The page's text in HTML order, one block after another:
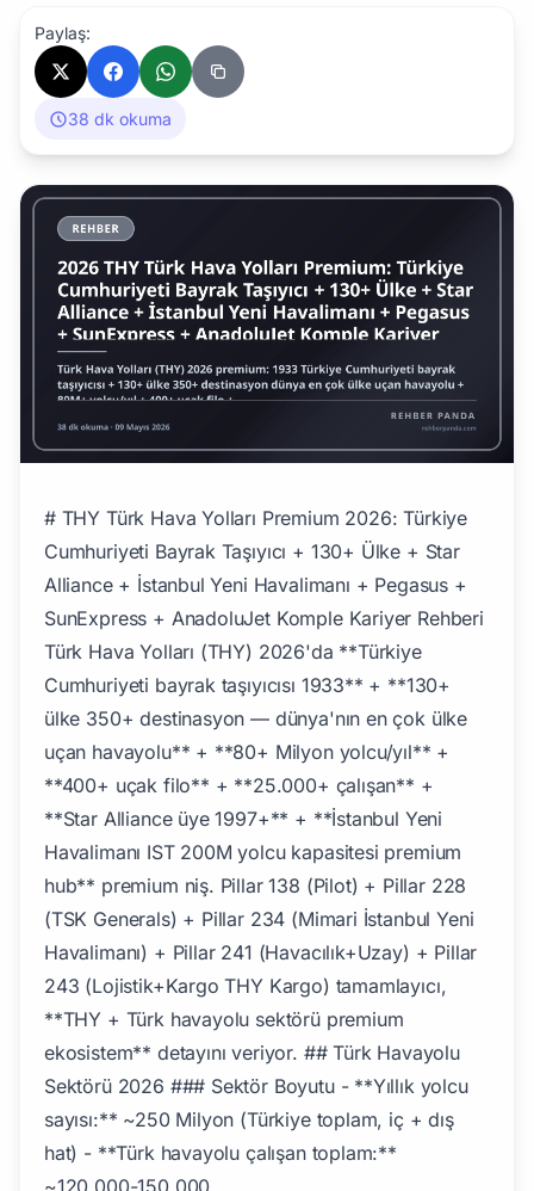
Paylaş:
38 dk okuma
# THY Türk Hava Yolları Premium 2026: Türkiye Cumhuriyeti Bayrak Taşıyıcı + 130+ Ülke + Star Alliance + İstanbul Yeni Havalimanı + Pegasus + SunExpress + AnadoluJet Komple Kariyer Rehberi Türk Hava Yolları (THY) 2026'da **Türkiye Cumhuriyeti bayrak taşıyıcısı 1933** + **130+ ülke 350+ destinasyon — dünya'nın en çok ülke uçan havayolu** + **80+ Milyon yolcu/yıl** + **400+ uçak filo** + **25.000+ çalışan** + **Star Alliance üye 1997+** + **İstanbul Yeni Havalimanı IST 200M yolcu kapasitesi premium hub** premium niş. Pillar 138 (Pilot) + Pillar 228 (TSK Generals) + Pillar 234 (Mimari İstanbul Yeni Havalimanı) + Pillar 241 (Havacılık+Uzay) + Pillar 243 (Lojistik+Kargo THY Kargo) tamamlayıcı, **THY + Türk havayolu sektörü premium ekosistem** detayını veriyor. ## Türk Havayolu Sektörü 2026 ### Sektör Boyutu - **Yıllık yolcu sayısı:** ~250 Milyon (Türkiye toplam, iç + dış hat) - **Türk havayolu çalışan toplam:** ~120.000-150.000 (THY+Pegasus+SunExpress+AnadoluJet+yan operatörler+havacılık ekipleri) - **Türk havalimanları aktif:** 56 (devlet+özel) - **İstanbul Yeni Havalimanı IST:** 200 Milyon yolcu kapasitesi (dünya en büyük havalimanı kapasitesi) - **Türkiye dünya 4. en çok yabancı turist çeken ülke** (60M+ turist 2024+) ## Türk Hava Yolları (THY) — Premium #1 ### THY Detayı - **Kuruluş:** 20 Mayıs 1933 (Devlet Hava Yolları İşletmesi → 1956 THY → 1990 THY AŞ özelleştirilme başladı → 2024+ Türkiye Varlık Fonu %49.12) - **Konum:** İstanbul (eski Atatürk Havalimanı + 2018+ Yeni Havalimanı IST) - **Aktif CEO:** Ahmet Bolat (2023+, eski THY Genel Müdürü Yardımcısı) - **Eski CEO'lar:** Bilal Ekşi (2022-2023) + Mehmet İlker Aycı (2015-2022, premium global pozisyon mimari) - **Çalışan:** 25.000+ (Türkiye en büyük havayolu) - **Yıllık yolcu:** 80M+ (2024) - **Yıllık ciro:** $20+ Milyar USD (2024) - **Halka açık:** Borsa İstanbul (THYAO) ### THY Filo + Destinasyon - **Toplam uçak:** 400+ (2024 itibarıyla) - **Wide-body (uzun menzil):** A330 + A350 + B787 Dreamliner + B777 - **Narrow-body (orta menzil):** A320 family + B737 family - **Premium uzun menzil:** A350-900 + A350-1000 + B787-9 (40+ adet, dünya premium kabin uzun menzil pazarı) - **Destinasyon:** 350+ şehir, 130+ ülke (dünya en çok ülke uçan havayolu) - **THY Hub:** İstanbul Yeni Havalimanı IST + Sabiha Gökçen ikincil hub ### Star Alliance Üyesi (1997+) - 27 üyeli premium global havayolu birliği (Lufthansa + United + Singapore + Air Canada + ANA + Asiana + ...) - Premium Frequent Flyer (THY Miles&Smiles) ### THY Kargo Premium (Pillar 243 entegre) - **Dünya 7-8. büyük kargo havayolu** (IATA sıralamasına göre 2024) - **Yıllık kargo:** 1M+ ton - **Filo:** 25+ kargo uçağı (A330F + 777F + diğer) - **Premium hub:** İstanbul Yeni Havalimanı + Liege Belçika + Maastricht Hollanda ### THY İştirakler + Yan Şirketler - **AnadoluJet** (THY ucuz birimi, 2008+ → 2022+ ayrı marka) - **THY Teknik AŞ** — havacılık bakım onarım (MRO) Türkiye+küresel - **THY Opet Yakıt Hizmetleri** - **Sun Express** (THY %50 + Lufthansa %50 ortaklık) — Türk-Alman havayolu ### Tarihi Premium Türk THY Yöneticileri - **Mehmet İlker Aycı** (1971-) — THY Genel Müdürü 2015-2022, premium global pozisyon mimari, **THY dünya en çok ülke uçan havayolu pozisyon**, eski TÜSİAD + Türkiye Cumhuriyeti Cumhurbaşkanlığı Yatırım Ofisi başkanı - **Bilal Ekşi** (1969-) — THY Genel Müdürü 2022-2023, eski Sivil Havacılık Genel Müdürü - **Ahmet Bolat** — THY Genel Müdürü 2023+ (mevcut) ## Pegasus Hava Yolları — Türkiye İkinci Premium ### Pegasus Detayı - **Kuruluş:** 1989 (Aer Lingus + Net Holding ortaklığı) → 2005 ESAS Holding satın alma (Sabancı ailesi pre-ESAS Holdings, Pillar 232) - **Aktif CEO:** Güliz Öztürk (2024+) - **Çalışan:** 8.000+ - **Yıllık yolcu:** 35M+ (Türkiye 2.) - **Filo:** 100+ uçak (A320neo family premium) - **Premium:** Düşük maliyet + Avrupa+MENA+CIS pazar - **Hub:** İstanbul Sabiha Gökçen (premium Asia yakası) - **Halka açık:** Borsa İstanbul (PGSUS) ## SunExpress Hava Yolları — Türk-Alman Ortak ### SunExpress - **Kuruluş:** 1989 (THY %50 + Lufthansa %50) - **Çalışan:** 4.500+ - **Hub:** Antalya + İzmir + Ankara - **Premium:** Türkiye-Almanya gurbetçi pazarı + tatil destinasyon ## AnadoluJet — THY Ucuz Birim ### AnadoluJet - **Kuruluş:** 2008 (THY ucuz birimi) → 2022 ayrı marka - **Hub:** Ankara Esenboğa + İstanbul Sabiha Gökçen - **Premium:** Türkiye iç hat + Avrupa kısa menzil ## İstanbul Yeni Havalimanı IST — Dünya En Büyük Kapasiteli ### İstanbul Havalimanı (IST) Detayı - **Açılış:** 2018 Ekim - **Konum:** İstanbul Arnavutköy - **Yıllık kapasite:** 200 Milyon yolcu (faz 1+2+3+4 tamamlandığında, dünya en büyük havalimanı kapasitesi) - **Aktif yolcu:** 80M+ (2024, faz 1+2 aktif) - **Operatör:** İGA (İstanbul Grand Airport, Cengiz+Mapa+Limak+Kolin+Kalyon konsorsiyum 25 yıl işletme, Pillar 234 entegre) - **Premium:** THY ana hub + dünya'nın en çok ülke uçan hub'ı - **Tasarım:** Pininfarina (İtalya) + Scott Brownrigg (UK) + Haptic + Grimshaw + Nordic Office of Architecture - **Yatırım:** $11B+ USD (Türkiye Cumhuriyeti tarihi en büyük havalimanı yatırımı) ## SHGM — Türk Sivil Havacılık Genel Müdürlüğü ### SHGM Detayı - **Kuruluş:** 1954 (eski Türkiye Sivil Havacılık Otoritesi → 2005 SHGM) - **Aktif Genel Müdürü:** Kemal Yüksek (2024+) - **Premium işlev:** Türk sivil havacılık düzenleyici otorite + lisans + sertifikasyon + güvenlik - **Çalışan:** 1.500+ ## Türk Havayolu Pilot Pipeline (Pillar 138 entegre) ### Sivil Pilot Pipeline 1. **PPL (Private Pilot License)** — Türk Sivil Havacılık 50 saat uçuş 2. **CPL (Commercial Pilot License)** — 250 saat uçuş + ATR 3. **ATPL (Airline Transport Pilot License)** — 1.500 saat uçuş + tip rating 4. **THY Pilot Akademisi (1968+)** — premium #1 Türk pilot eğitim ### Askeri Pilot → Sivil Geçiş - Türk Hava Harp Okulu (Pillar 228) → 8 yıl mecburi hizmet → emekli sonrası THY/Pegasus premium kıdemli pozisyon ### Türk Pilot Maaş Bandı 2026 - **THY First Officer (Co-Pilot) Junior:** 250-450K TL/ay - **THY First Officer Senior:** 500-800K TL/ay - **THY Captain Junior (kısa menzil):** 800K-1.2M TL/ay - **THY Captain Senior (uzun menzil A330/A350/B777):** 1.5-3M TL/ay - **THY Captain Premium (A350 long-haul, Pillar 138):** 2-3M TL/ay + premium uçuş ödenekleri ## Premium Türk THY + Havayolu Yöneticileri ### Aktif Premium (2026) - **Ahmet Bolat** — THY CEO + Genel Müdürü 2023+ - **Güliz Öztürk** — Pegasus CEO 2024+ (eski COO) - **Kemal Yüksek** — SHGM Genel Müdürü 2024+ - **Bilal Ekşi** — eski THY Genel Müdürü 2022-2023, eski SHGM - **Mehmet İlker Aycı** — eski THY 2015-2022 + premium global pozisyon mimari + eski Cumhurbaşkanlığı Yatırım Ofisi Başkanı ### Tarihi Premium Türk Havacılık - **Vecihi Hürkuş** (1896-1969) — Türk havacılık öncü pioneer (Hürkuş eğitim uçağı ismi onun adına, Pillar 241) - **Sabiha Gökçen** (1913-2001) — Türkiye'nin ilk kadın savaş pilotu, Atatürk'ün manevi kızı (Sabiha Gökçen Havalimanı ismi) - **Mustafa Kemal Atatürk** — 1933 THY kuruluşu vizyonu ## Premium Türk Üniversiteler — Havayolu Pipeline ### Lisans Premium - **Türk Hava Harp Okulu** — Askeri pilot pipeline (Pillar 228) - **THY Pilot Akademisi** — Sivil pilot premium #1 - **İstanbul Teknik Üniversitesi (İTÜ) Uçak Mühendisliği** (Pillar 241) - **ODTÜ Havacılık ve Uzay Mühendisliği** - **Anadolu Üniversitesi Sivil Havacılık + Pilot Eğitim** (Eskişehir, premium akademik) - **Beykent + Anadolu Hava Bilimleri** - **Türk Hava Kurumu Üniversitesi** ### Yurt Dışı Premium - **Embry-Riddle Aeronautical University (ABD)** — premium pilot ABD #1 - **University of North Dakota Aerospace** — premium ABD - **Royal Aeronautical Society (UK)** - **Toulouse Aerospace (Fransa)** — Airbus premium - **Cranfield University (UK)** — havacılık mühendisliği premium ## Havayolu Yol Haritası ### Adım 1: Lisans + Pilot Eğitim (Yıl 1-5, Yaş 18-23) - THY Pilot Akademisi 4 yıl + ATPL eğitim - Anadolu Üniv Sivil Havacılık 4 yıl - Türk Hava Harp Okulu 4 yıl + askeri pilot 1.5 yıl ### Adım 2: İlk Uçuş Pratik (Yıl 5-10, Yaş 23-28) - THY First Officer junior 250-450K TL/ay - 1.500-3.000 saat uçuş (Captain için pre-requisite) ### Adım 3: Captain Geçiş (Yıl 10-15, Yaş 28-33) - THY Captain junior 800K-1.2M TL/ay - Tip rating uzun menzil A330/A350/B777 ### Adım 4: Senior Captain + Pilot Eğitmen (Yıl 15-25, Yaş 33-43) - 1.5-3M TL/ay - Eğitmen Pilot premium pozisyon ### Adım 5: Yönetici + Direktör (Yıl 25+, Yaş 43+) - Filo Müdürü + Operasyon Direktörü 2-5M TL/ay - THY Genel Müdür Yardımcısı 3-8M TL/ay ### Adım 6: CEO Premium (Yıl 30+, Yaş 50+) - 5-15M TL/ay (Ahmet Bolat THY pattern) ## Havayolu Maaş Bandı 2026 | Pozisyon | THY Premium | Yurt Dışı Premium | |----------|---------------|---------------------| | First Officer Junior | 250-450K TL/ay | $80-130K USD/yıl | | First Officer Senior | 500-800K TL/ay | $130-200K USD/yıl | | Captain Junior | 800K-1.2M TL/ay | $200-300K USD/yıl | | Captain Senior (uzun menzil) | 1.5-3M TL/ay | $300-500K USD/yıl | | Eğitmen Pilot | 2-4M TL/ay | $400-700K USD/yıl | | Filo Müdürü | 2-5M TL/ay | $500K-$1M USD/yıl | | THY GMY | 3-8M TL/ay | $800K-$1.5M USD/yıl | | THY CEO (Ahmet Bolat pattern) | 5-15M TL/ay + bonus | $1-3M USD/yıl | | Premium Global (Mehmet İlker Aycı pattern) | $3-10M USD ek pozisyon Cumhurbaşkanlığı/TÜSİAD | — | ## Pillar 138 Pilot + Pillar 228 TSK Generals + Pillar 234 Mimari + Pillar 241 Havacılık+Uzay + Pillar 243 Lojistik+Kargo → THY Cross-Functional | Geçiş | Örnek | |-------|-------| | Askeri Pilot (Pillar 138+228) → THY Sivil | Türk Hava Harp Okulu mezunu emekli sonrası THY kıdemli kaptan | | Mimari (Pillar 234) → İstanbul Yeni Havalimanı | İGA Cengiz+Mapa+Limak konsorsiyum 25 yıl işletme | | Havacılık+Uzay (Pillar 241) → THY Operasyon | TUSAŞ KAAN/Hürjet/GÖKBEY havacılık AR-GE entegrasyonu | | Lojistik+Kargo (Pillar 243) → THY Kargo | THY Kargo dünya 7-8. büyük kargo havayolu | | Diplomat (Pillar 226) → Cumhurbaşkanlığı Yatırım Ofisi | Mehmet İlker Aycı eski THY → Yatırım Ofisi Başkanı premium | ## SSS **S: Türk Hava Yolları (THY) ne kada